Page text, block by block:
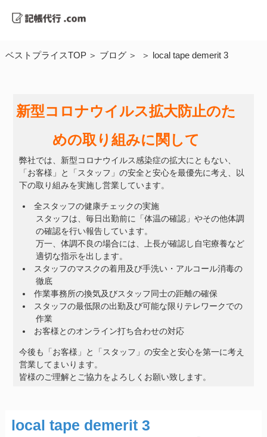
ベストプライスTOP ブログ local tape demerit 3
新型コロナウイルス拡大防止のた
めの取り組みに関して
弊社では、新型コロナウイルス感染症の拡大にともない、
「お客様」と「スタッフ」の安全と安心を最優先に考え、以
下の取り組みを実施し営業しています。
全スタッフの健康チェックの実施
スタッフは、毎日出勤前に「体温の確認」やその他体調
の確認を行い報告しています。
万一、体調不良の場合には、上長が確認し自宅療養など
適切な指示を出します。
スタッフのマスクの着用及び手洗い・アルコール消毒の
徹底
作業事務所の換気及びスタッフ同士の距離の確保
スタッフの最低限の出勤及び可能な限りテレワークでの
作業
お客様とのオンライン打ち合わせの対応
今後も「お客様」と「スタッフ」の安全と安心を第一に考え
営業してまいります。
皆様のご理解とご協力をよろしくお願い致します。
local tape demerit 3